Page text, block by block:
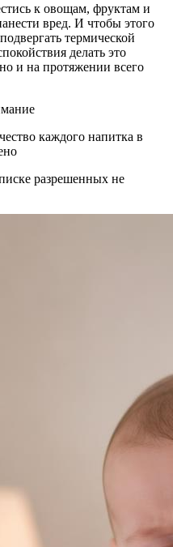
к овощам, фруктам и
вред. И чтобы этого
термической
делать это
и на протяжении всего
каждого напитка в
разрешенных не